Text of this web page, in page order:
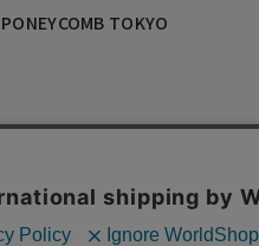
PONEYCOMB TOKYO